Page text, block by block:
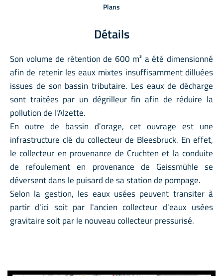
Plans
Détails
Son volume de rétention de 600 m³ a été dimensionné
afin de retenir les eaux mixtes insuffisamment dilluées
issues de son bassin tributaire. Les eaux de décharge
sont traitées par un dégrilleur fin afin de réduire la
pollution de l'Alzette.
En outre de bassin d'orage, cet ouvrage est une
infrastructure clé du collecteur de Bleesbruck. En effet,
le collecteur en provenance de Cruchten et la conduite
de refoulement en provenance de Geissmühle se
déversent dans le puisard de sa station de pompage.
Selon la gestion, les eaux usées peuvent transiter à
partir d'ici soit par l'ancien collecteur d'eaux usées
gravitaire soit par le nouveau collecteur pressurisé.